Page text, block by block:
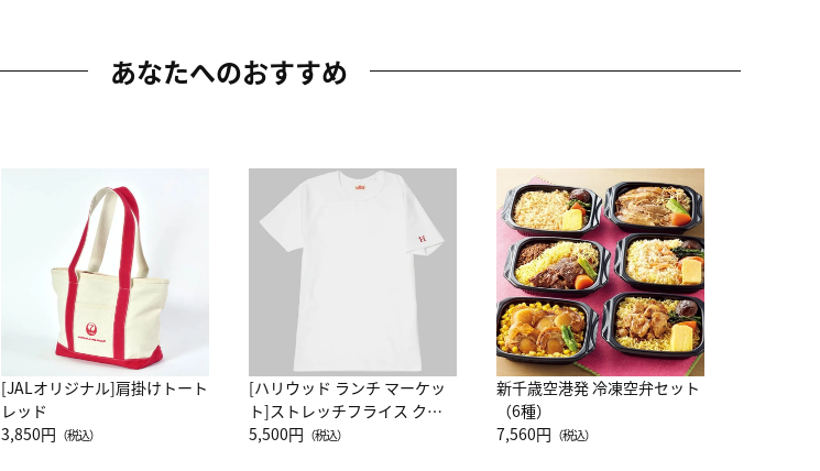
あなたへのおすすめ
[JALオリジナル]肩掛けトート
レッド
3,850円 （税込）
[ハリウッド ランチ マーケッ
ト]ストレッチフライス クル
ーネック別注半袖Ｔシャツ
5,500円 （税込）
新千歳空港発 冷凍空弁セット
（6種）
7,560円 （税込）